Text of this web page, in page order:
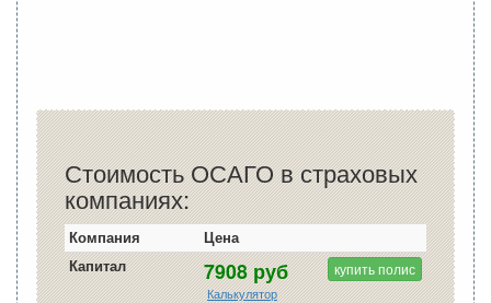
Стоимость ОСАГО в страховых
компаниях:
Компания
Цена
Капитал
7908 руб
Калькулятор
купить полис